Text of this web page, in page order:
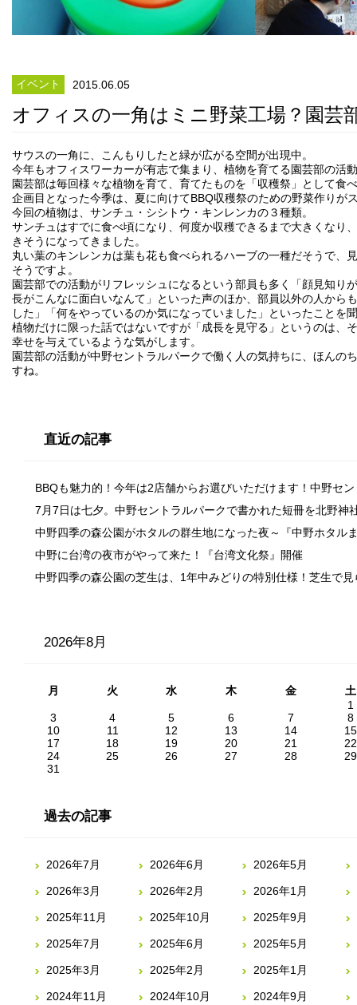
イベント 2015.06.05
オフィスの一角はミニ野菜工場？園芸
サウスの一角に、こんもりしたと緑が広がる空間が出現中。
今年もオフィスワーカーが有志で集まり、植物を育てる園芸部の活
園芸部は毎回様々な植物を育て、育てたものを「収穫祭」として食
企画目となった今季は、夏に向けてBBQ収穫祭のための野菜作りが
今回の植物は、サンチュ・シシトウ・キンレンカの３種類。
サンチュはすでに食べ頃になり、何度か収穫できるまで大きくなり
きそうになってきました。
丸い葉のキンレンカは葉も花も食べられるハーブの一種だそうで、
そうですよ。
園芸部での活動がリフレッシュになるという部員も多く「顔見知り
長がこんなに面白いなんて」といった声のほか、部員以外の人から
した」「何をやっているのか気になっていました」といったことを
植物だけに限った話ではないですが「成長を見守る」というのは、
幸せを与えているような気がします。
園芸部の活動が中野セントラルパークで働く人の気持ちに、ほんの
すね。
直近の記事
BBQも魅力的！今年は2店舗からお選びいただけます！中野セ
7月7日は七夕。中野セントラルパークで書かれた短冊を北野神
中野四季の森公園がホタルの群生地になった夜～『中野ホタル
中野に台湾の夜市がやって来た！『台湾文化祭』開催
中野四季の森公園の芝生は、1年中みどりの特別仕様！芝生で
2026年8月
月 火 水 木 金
土
1
3
4 5 6 7
8
10
11 12 13 14
15
17
18 19 20 21
22
24
25 26 27 28
29
31
過去の記事
2026年7月 2026年6月 2026年5月
2026年3月 2026年2月 2026年1月
2025年11月 2025年10月 2025年9月
2025年7月 2025年6月 2025年5月
2025年3月 2025年2月 2025年1月
2024年11月 2024年10月 2024年9月